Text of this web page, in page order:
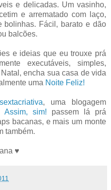
e delicadas. Um vasinho,
e arrematado com laço,
bolinhas. Fácil, barato e dão
balcões.
e ideias que eu trouxe prá
executáveis, simples,
encha sua casa de vida
uma Noite Feliz!
, uma blogagem
Assim, sim! passem lá prá
bacanas, e mais um monte
também.
♥